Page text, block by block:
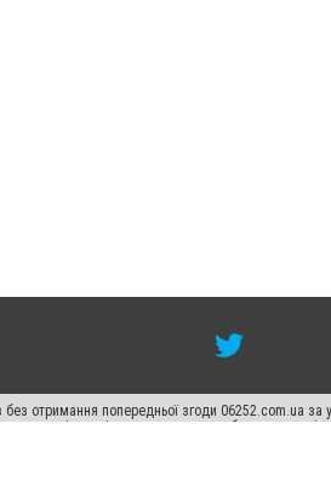
без отримання попередньої згоди 06252.com.ua
цитовані статті не нижче другого абзацу в